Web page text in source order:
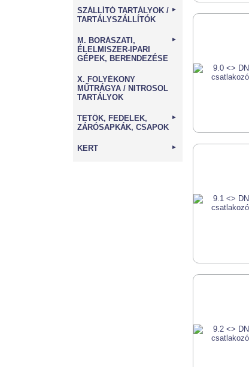
SZÁLLÍTÓ TARTÁLYOK /
TARTÁLYSZÁLLÍTÓK
►
M. BORÁSZATI,
ÉLELMISZER-IPARI
GÉPEK, BERENDEZÉSE
►
X. FOLYÉKONY
MŰTRÁGYA / NITROSOL
TARTÁLYOK
TETŐK, FEDELEK,
ZÁRÓSAPKÁK, CSAPOK
►
KERT ►